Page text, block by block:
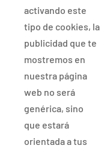
activando este
tipo de cookies, la
publicidad que te
mostremos en
nuestra página
web no será
genérica, sino
que estará
orientada a tus